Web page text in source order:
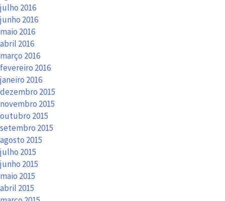
julho 2016
junho 2016
maio 2016
abril 2016
março 2016
fevereiro 2016
janeiro 2016
dezembro 2015
novembro 2015
outubro 2015
setembro 2015
agosto 2015
julho 2015
junho 2015
maio 2015
abril 2015